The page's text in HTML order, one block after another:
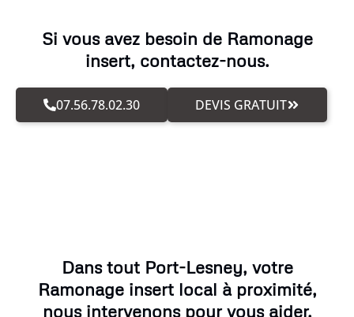
Si vous avez besoin de Ramonage
insert, contactez-nous.
07.56.78.02.30 DEVIS GRATUIT
Dans tout Port-Lesney, votre
Ramonage insert local à proximité,
nous intervenons pour vous aider.